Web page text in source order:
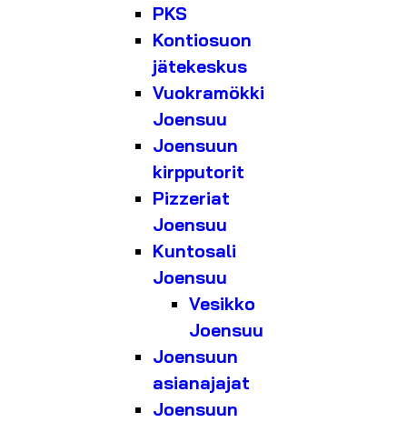
PKS
Kontiosuon
jätekeskus
Vuokramökki
Joensuu
Joensuun
kirpputorit
Pizzeriat
Joensuu
Kuntosali
Joensuu
Vesikko
Joensuu
Joensuun
asianajajat
Joensuun